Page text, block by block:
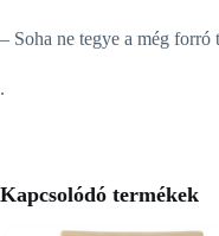
– Soha ne tegye a még
.
Kapcsolódó termékek